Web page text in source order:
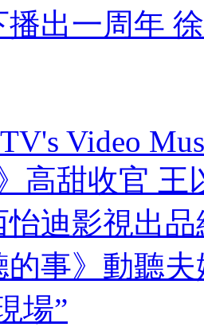
播出一周年
Video
高甜收官
迪影視出品
的事》動聽
場”